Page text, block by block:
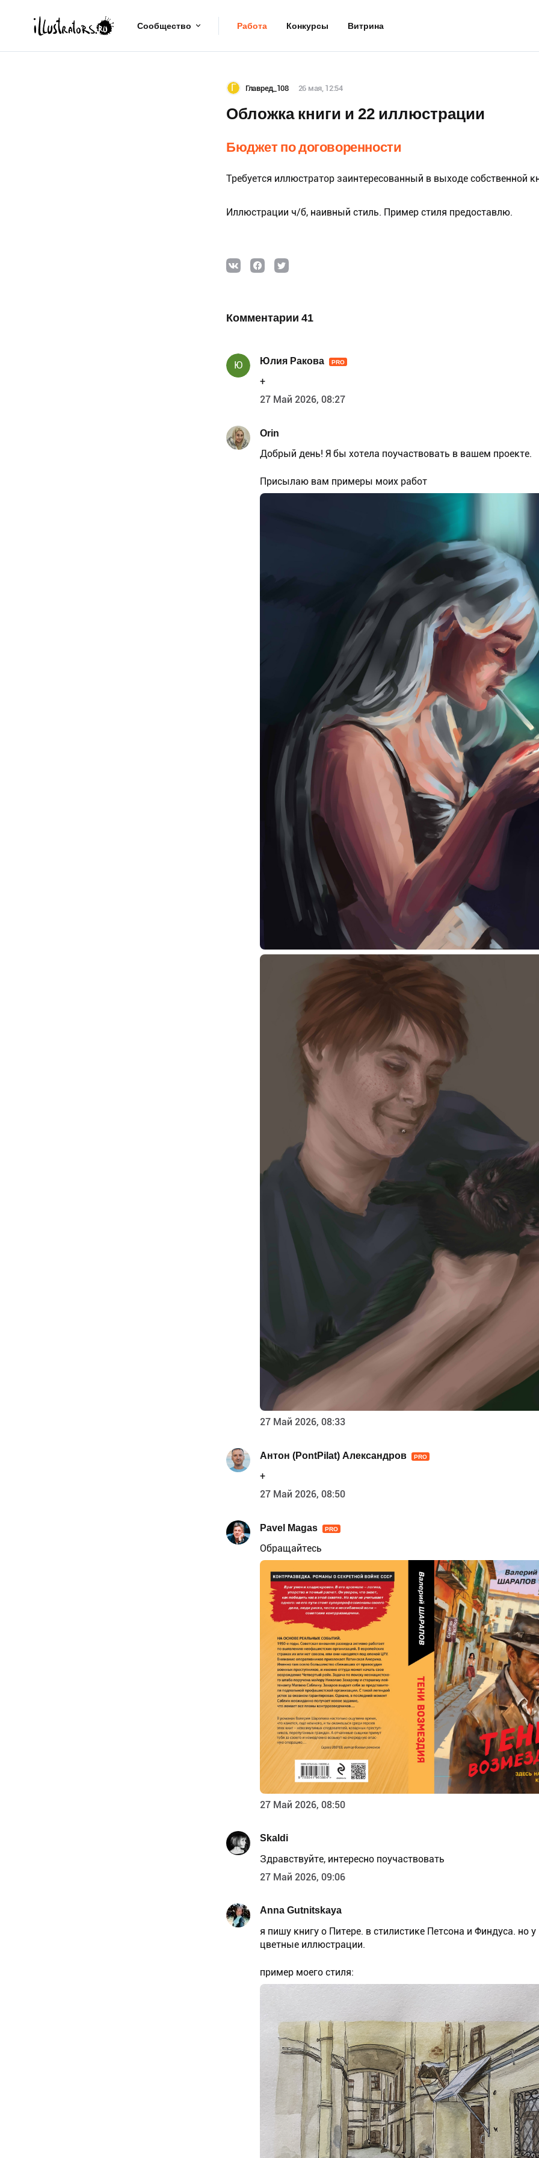
Сообщество Работа Конкурсы Витрина
Г Главред_108 26 мая, 12:54
Обложка книги и 22 иллюстрации
Бюджет по договоренности
Требуется иллюстратор заинтересованный в выходе собственной
Иллюстрации ч/б, наивный стиль. Пример стиля предоставлю.
Комментарии 41
Ю Юлия Ракова PRO
+
27 Май 2026, 08:27
Orin
Добрый день! Я бы хотела поучаствовать в вашем проекте.
Присылаю вам примеры моих работ
27 Май 2026, 08:33
Антон (PontPilat) Александров PRO
+
27 Май 2026, 08:50
Pavel Magas PRO
Обращайтесь
27 Май 2026, 08:50
Skaldi
Здравствуйте, интересно поучаствовать
27 Май 2026, 09:06
Anna Gutnitskaya
я пишу книгу о Питере. в стилистике Петсона и Финдуса. но
цветные иллюстрации.
пример моего стиля: